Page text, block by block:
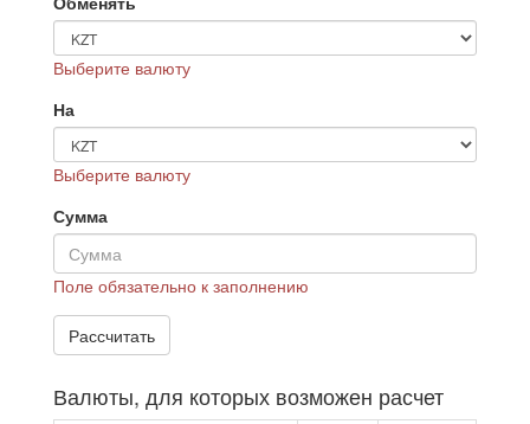
Выберите валюту
На
Выберите валюту
Сумма
Поле обязательно к заполнению
Валюты, для которых возможен расчет